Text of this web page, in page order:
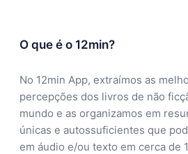
O que é o 12min?
No 12min App, extraímos as
percepções dos livros de não
mundo e as organizamos em
únicas e autossuficientes que
em áudio e/ou texto em cerca de